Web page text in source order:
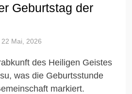
Geburtstag der
22 Mai, 2026
des Heiligen Geistes
was die Geburtsstunde
markiert.